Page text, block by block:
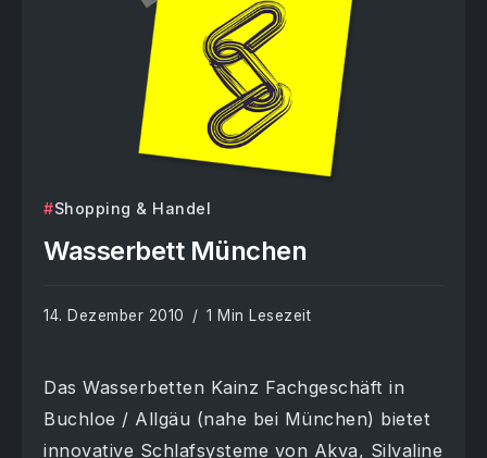
Shopping & Handel
Wasserbett München
14. Dezember 2010 1 Min Lesezeit
Das Wasserbetten Kainz Fachgeschäft in
Buchloe / Allgäu (nahe bei München) bietet
innovative Schlafsysteme von Akva, Silvaline